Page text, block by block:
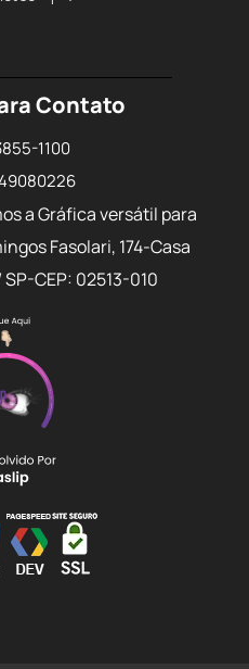
Contato
1100
a Gráfica versátil para
Fasolari, 174-Casa
CEP: 02513-010